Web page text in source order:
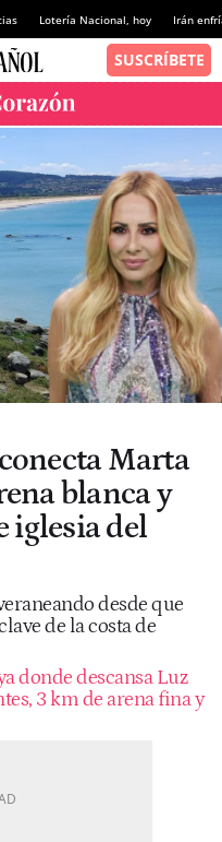
Lotería Nacional, hoy Irán
Marta
blanca y
iglesia del
desde que
de la costa de
donde descansa Luz
3 km de arena fina y